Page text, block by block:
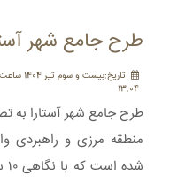
طرح جامع شهر
تاريخ:بيست و سوم تير 1404 ساعت
13:04
طرح جامع شهر آستارا به
منطقه مرزی و راهبردی